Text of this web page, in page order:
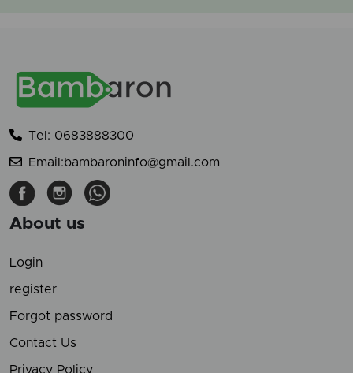
Tel: 0683888300
Email:bambaroninfo@gmail.com
About us
Login
register
Forgot password
Contact Us
Privacy Policy